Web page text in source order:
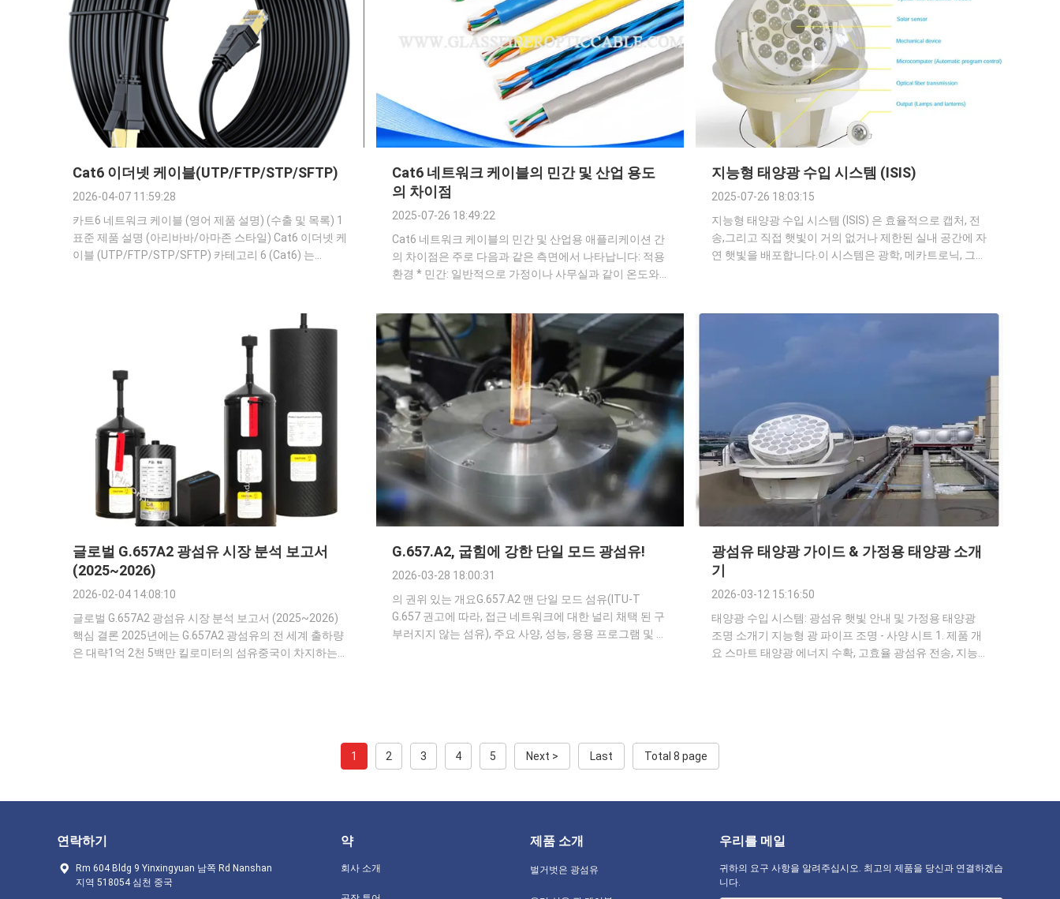
대규모 ...
론은 조종사의 ...
Cat6 이더넷 케이블(UTP/FTP/STP/SFTP)
2026-04-07 11:59:28
카트6 네트워크 케이블 (영어 제품 설명) (수출 및 목록) 1
표준 제품 설명 (아리바바/아마존 스타일) Cat6 이더넷 케
이블 (UTP/FTP/STP/SFTP) 카테고리 6 (Cat6) 는
10Gbps그리고1Gbps 최대 100m.23 AWG 고체 구리 전도
기, 4 개의 트위스트 된 짝, 그리고 크로스 스톡과 EMI/RFI
Cat6 네트워크 케이블의 민간 및 산업 용도
의 차이점
2025-07-26 18:49:22
Cat6 네트워크 케이블의 민간 및 산업용 애플리케이션 간
의 차이점은 주로 다음과 같은 측면에서 나타납니다: 적용
환경 * 민간: 일반적으로 가정이나 사무실과 같이 온도와
워크 케이블의 환경 적응성에 대한 요구 사항이 비교적 낮
습니다. * 산업: 공장 작업장, 광산, 전력 시설, 석유화학 플
랜트와 같은 산업 현장에 적용됩니다. 이러한 환경은 고온,
고습, 강한 전자기 간섭, 많은 먼지, 화학적 부식 등이 있을
수 있으므로 네트...
지능형 태양광 수입 시스템 (ISIS)
2025-07-26 18:03:15
지능형 태양광 수입 시스템 (ISIS) 은 효율적으로 캡처, 전
송,그리고 직접 햇빛이 거의 없거나 제한된 실내 공간에 자
연 햇빛을 배포합니다.이 시스템은 광학, 메카트로닉, 그리
글로벌 G.657A2 광섬유 시장 분석 보고서
(2025~2026)
2026-02-04 14:08:10
글로벌 G.657A2 광섬유 시장 분석 보고서 (2025~2026)
핵심 결론 2025년에는 G.657A2 광섬유의 전 세계 출하량
은 대략1억 2천 5백만 킬로미터의 섬유중국이 차지하는
G.657.A2, 굽힘에 강한 단일 모드 광섬유!
2026-03-28 18:00:31
의 권위 있는 개요G.657.A2 맨 단일 모드 섬유(ITU-T
G.657 권고에 따라, 접근 네트워크에 대한 널리 채택 된 구
부러지지 않는 섬유), 주요 사양, 성능, 응용 프로그램 및 호
광섬유 태양광 가이드 & 가정용 태양광 소개
기
2026-03-12 15:16:50
태양광 수입 시스템: 광섬유 햇빛 안내 및 가정용 태양광
조명 소개기 지능형 광 파이프 조명 - 사양 시트 1. 제품 개
요 스마트 태양광 에너지 수확, 고효율 광섬유 전송, 지능
1 2 3 4 5 Next > Last Total 8 page
연락하기
Rm 604 Bldg 9 Yinxingyuan 남쪽 Rd Nanshan
지역 518054 심천 중국
약
회사 소개
제품 소개
벌거벗은 광섬유
우리를 메일
귀하의 요구 사항을 알려주십시오. 최고의 제품을 당신과 연결하겠습
니다.